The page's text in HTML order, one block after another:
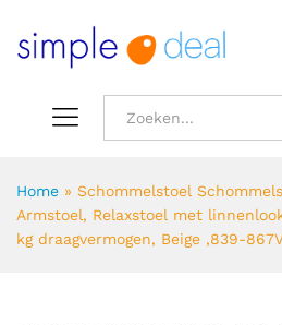
Home » Schommelstoel
Armstoel, Relaxstoel met
kg draagvermogen, Beige ,839-